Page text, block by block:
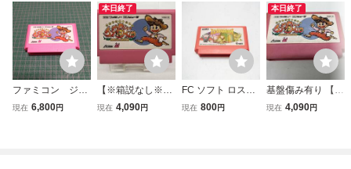
ファミコン ジャ
ンピン・キッド
現在 6,800円
本日終了
【※箱説なし※】
ジャンピンキッド
現在 4,090円
FC ソフト ロスト
ワード・オブ・ジ
現在 800円
本日終了
基盤傷み有り 【※
箱説なし※】ジャ
現在 4,090円